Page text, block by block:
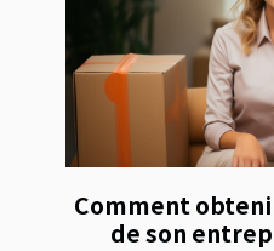
Comment
de son